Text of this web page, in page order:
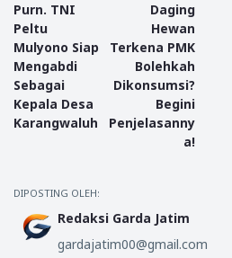
Purn. TNI
Peltu
Mulyono Siap
Mengabdi
Sebagai
Kepala Desa
Karangwaluh
Daging
Hewan
Terkena PMK
Bolehkah
Dikonsumsi?
Begini
Penjelasanny
a!
DIPOSTING OLEH:
Redaksi Garda Jatim
gardajatim00@gmail.com